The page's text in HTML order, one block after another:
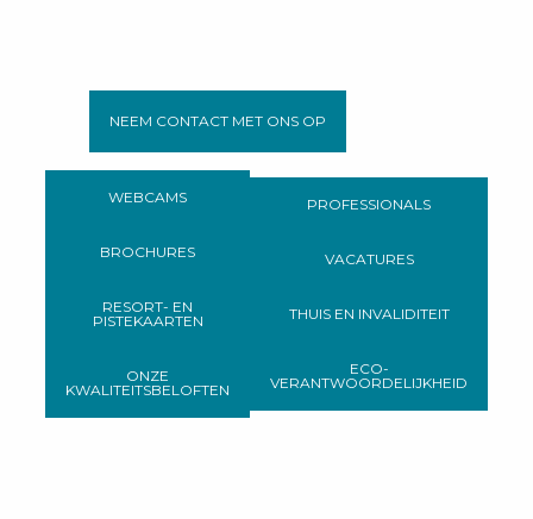
NEEM CONTACT MET ONS OP
WEBCAMS
BROCHURES
RESORT- EN
PISTEKAARTEN
ONZE
KWALITEITSBELOFTEN
PROFESSIONALS
VACATURES
THUIS EN INVALIDITEIT
ECO-
VERANTWOORDELIJKHEID